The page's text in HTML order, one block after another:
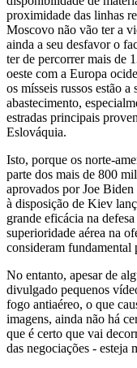
proximidade das linhas
Moscovo não vão ter a
ainda a seu desfavor o
ter de percorrer mais de
oeste com a Europa
os mísseis russos estão
abastecimento,
estradas principais
Eslováquia.
Isto, porque os norte-
parte dos mais de 800
aprovados por Joe
à disposição de Kiev
grande eficácia na
superioridade aérea na
consideram fundamental
No entanto, apesar de
divulgado pequenos
fogo antiaéreo, o que
imagens, ainda não há
que é certo que vai
das negociações - esteja